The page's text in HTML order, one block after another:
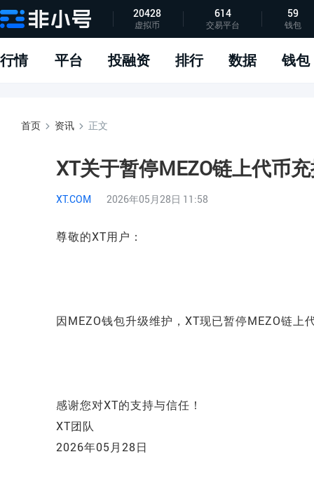
APP下载
指标说明
问题反馈
20428
虚拟币
614
交易平台
59
钱包
行情 平台 投融资 排行 数据 钱包
首页 资讯 正文
XT关于暂停MEZO链上代币
XT.COM 2026年05月28日 11:58
尊敬的XT用户：
因MEZO钱包升级维护，XT现已暂停MEZO链
感谢您对XT的支持与信任！
XT团队
2026年05月28日